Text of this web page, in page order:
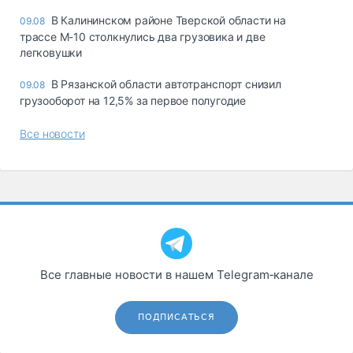
09.08 В Калининском районе Тверской области на
трассе М-10 столкнулись два грузовика и две
легковушки
09.08 В Рязанской области автотранспорт снизил
грузооборот на 12,5% за первое полугодие
Все новости
Все главные новости в нашем Telegram‑канале
ПОДПИСАТЬСЯ